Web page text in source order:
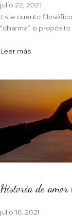
julio 22, 2021
Este cuento
“dharma” o propósito
Leer más
Historia de amor
julio 16, 2021